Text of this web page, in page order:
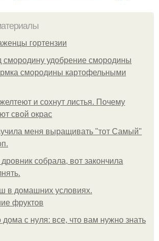
гортензии
смородину удобрение смородины
смородины картофельными
и сохнут листья. Почему
свой окрас
меня выращивать "тот Самый"
собрала, вот закончила
в домашних условиях.
фруктов
дома с нуля: все, что вам нужно знать